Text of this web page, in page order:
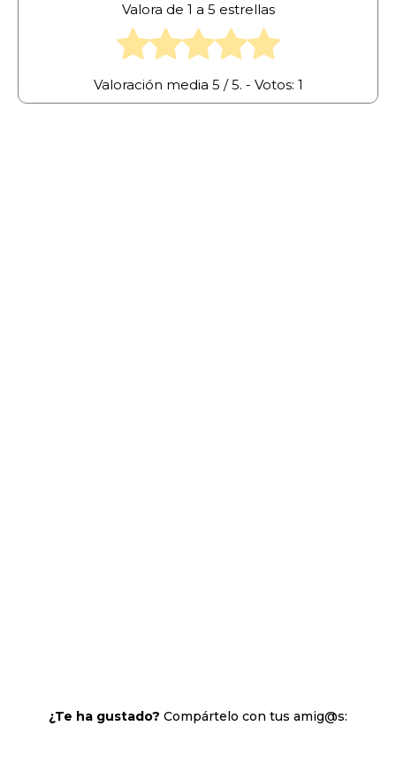
Valora de 1 a 5 estrellas
Valoración media 5 / 5. - Votos: 1
¿Te ha gustado? Compártelo con tus amig@s: